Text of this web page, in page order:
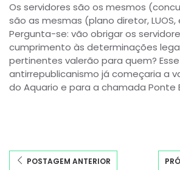
Os servidores são os mesmos
são as mesmas (plano diretor,
Pergunta-se: vão obrigar os
cumprimento às determinações
pertinentes valerão para quem? Esse
antirrepublicanismo já começaria a
do Aquario e para a chamada Ponte
POSTAGEM ANTERIOR